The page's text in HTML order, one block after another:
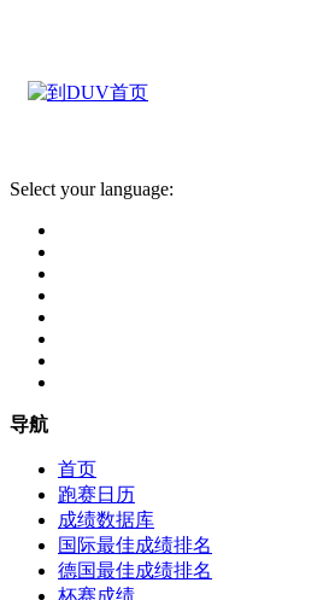
Select your language:
导航
首页
跑赛日历
成绩数据库
国际最佳成绩排名
德国最佳成绩排名
杯赛成绩